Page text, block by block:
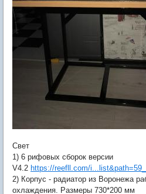
Свет
1) 6 рифовых сборок версии
V4.2 https://reefll.com/
2) Корпус - радиатор из Воронежа
охлаждения. Размеры 730*200 мм